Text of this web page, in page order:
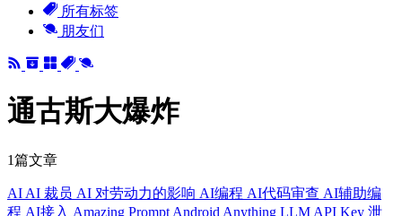
所有标签
朋友们
通古斯大爆炸
1篇文章
AI AI 裁员 AI 对劳动力的影响 AI编程 AI代码审查 AI辅助编
程 AI接入 Amazing Prompt Android Anything LLM API Key 泄